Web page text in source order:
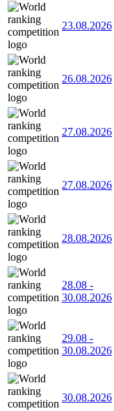
23.08.2026
26.08.2026
27.08.2026
27.08.2026
28.08.2026
28.08 -
30.08.2026
29.08 -
30.08.2026
30.08.2026